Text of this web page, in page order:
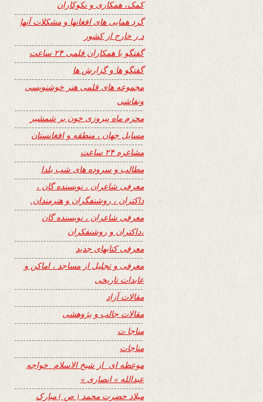
کمک، همکاری و نکوکاران
گرد همایی های افغانها و مشکلات آنها
د ر خارج از کشور
گفتگو با همکاران قلمی ۲۴ ساعت
گفتگو ها و گزارش ها
مجموعه های قلمی هنر خوشنویسی
ونقاشی
محرم ماه پیروزی خون بر شمشیر
مسایل جهان ، منطقه و افغانستان
مشاعره ۲۴ ساعت
مطالب و سروده های شب یلدا
معرفی شاعران ، نویسنده گان ،
داکتران ، روشنفگران و هنرمندان.
معرفی شاعران ، نویسنده گان
،داکتران و روشنفکران
معرفی کتابهای جدید
معرفی و تجلیل از مساجد ، اماکن و
عابدات تاریخی
مقالات آزاد
مقالات جالب و پژوهشی
مناجا ت
مناجات
موعظه ای از شیخ الاسلام خواجه
عبدالله « انصاری »
میلاد حضرت محمد ( ص ) مبارک